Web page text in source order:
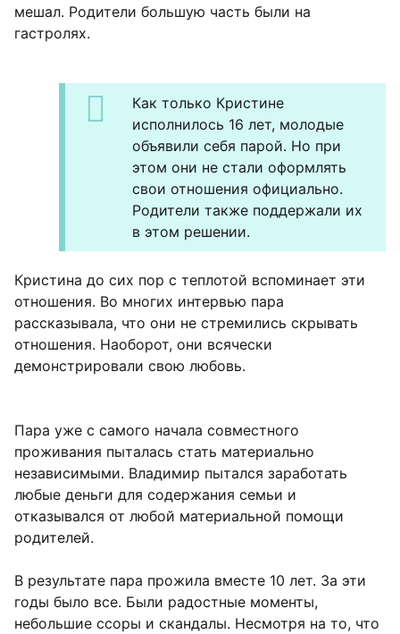
мешал. Родители большую часть были на
гастролях.
Как только Кристине
исполнилось 16 лет, молодые
объявили себя парой. Но при
этом они не стали оформлять
свои отношения официально.
Родители также поддержали их
в этом решении.
Кристина до сих пор с теплотой вспоминает эти
отношения. Во многих интервью пара
рассказывала, что они не стремились скрывать
отношения. Наоборот, они всячески
демонстрировали свою любовь.
Пара уже с самого начала совместного
проживания пыталась стать материально
независимыми. Владимир пытался заработать
любые деньги для содержания семьи и
отказывался от любой материальной помощи
родителей.
В результате пара прожила вместе 10 лет. За эти
годы было все. Были радостные моменты,
небольшие ссоры и скандалы. Несмотря на то, что